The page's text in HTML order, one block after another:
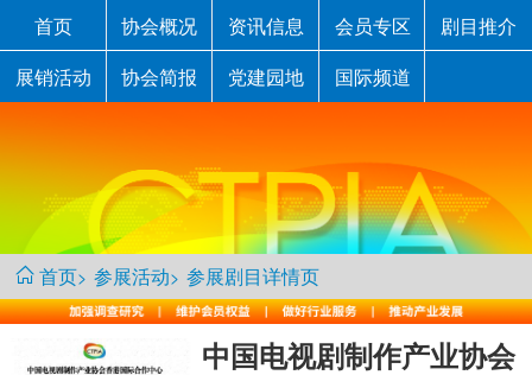
首页 协会概况 资讯信息 会员专区
剧目推介
展销活动
协会简报 党建园地 国际频道
首页> 参展活动> 参展剧目详情页
中国电视剧制作产业协会